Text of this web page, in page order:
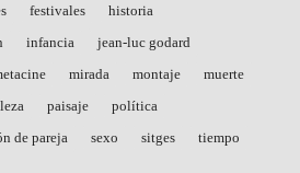
festivales
historia
infancia
jean-luc godard
mirada montaje
muerte
paisaje
política
de pareja sexo sitges
tiempo